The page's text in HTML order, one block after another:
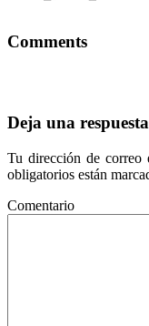
Comments
Deja una respuesta
Tu dirección de correo
obligatorios están